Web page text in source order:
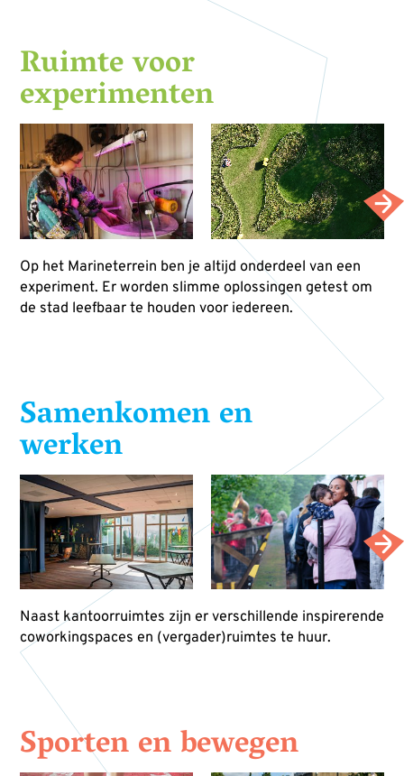
Ruimte voor
experimenten
Op het Marineterrein ben je altijd onderdeel van een
experiment. Er worden slimme oplossingen getest om
de stad leefbaar te houden voor iedereen.
Samenkomen en
werken
Naast kantoorruimtes zijn er verschillende inspirerende
coworkingspaces en (vergader)ruimtes te huur.
Sporten en bewegen